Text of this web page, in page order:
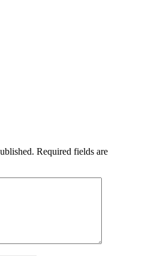
Required fields are